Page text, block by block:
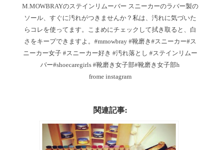
M.MOWBRAYのステインリムーバー︎ スニーカーのラバー製の
ソール、すぐに汚れがつきませんか？私は、汚れに気づいた
らコレを使ってます。こまめにチェックして拭き取ると、白
さをキープできますよ。#mmowbray #靴磨き#スニーカー#ス
ニーカー女子 #スニーカー好き #汚れ落とし #ステインリムー
バー#shoecaregirls #靴磨き女子部#靴磨き女子部h
frome instagram
関連記事: